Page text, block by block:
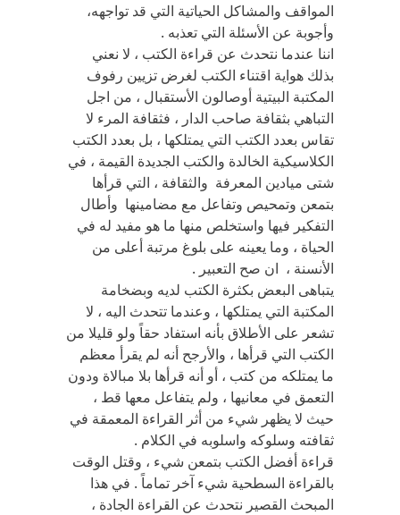
المواقف والمشاكل الحياتية التي قد تواجهه،
وأجوبة عن الأسئلة التي تعذبه .
اننا عندما نتحدث عن قراءة الكتب ، لا نعني
بذلك هواية اقتناء الكتب لغرض تزيين رفوف
المكتبة البيتية أوصالون الأستقبال ، من اجل
التباهي بثقافة صاحب الدار ، فثقافة المرء لا
تقاس بعدد الكتب التي يمتلكها ، بل بعدد الكتب
الكلاسيكية الخالدة والكتب الجديدة القيمة ، في
شتى ميادين المعرفة والثقافة ، التي قرأها
بتمعن وتمحيص وتفاعل مع مضامينها وأطال
التفكير فيها واستخلص منها ما هو مفيد له في
الحياة ، وما يعينه على بلوغ مرتبة أعلى من
الأنسنة ، ان صح التعبير .
يتباهى البعض بكثرة الكتب لديه وبضخامة
المكتبة التي يمتلكها ، وعندما تتحدث اليه ، لا
تشعر على الأطلاق بأنه استفاد حقاً ولو قليلا من
الكتب التي قرأها ، والأرجح أنه لم يقرأ معظم
ما يمتلكه من كتب ، أو أنه قرأها بلا مبالاة ودون
التعمق في معانيها ، ولم يتفاعل معها قط ،
حيث لا يظهر شيء من أثر القراءة المعمقة في
ثقافته وسلوكه واسلوبه في الكلام .
قراءة أفضل الكتب بتمعن شيء ، وقتل الوقت
بالقراءة السطحية شيء آخر تماماً . في هذا
المبحث القصير نتحدث عن القراءة الجادة ،